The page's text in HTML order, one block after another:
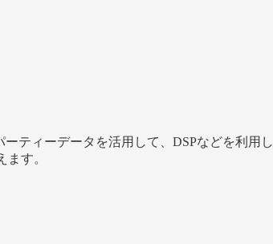
ティーデータを活用して、DSPなどを利用し
ます。